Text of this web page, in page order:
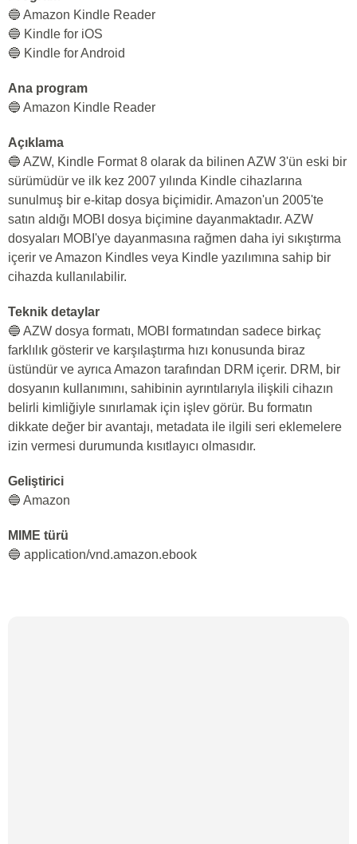
🔵 Amazon Kindle Reader
🔵 Kindle for iOS
🔵 Kindle for Android
Ana program
🔵 Amazon Kindle Reader
Açıklama
🔵 AZW, Kindle Format 8 olarak da bilinen AZW 3'ün eski bir
sürümüdür ve ilk kez 2007 yılında Kindle cihazlarına
sunulmuş bir e-kitap dosya biçimidir. Amazon'un 2005'te
satın aldığı MOBI dosya biçimine dayanmaktadır. AZW
dosyaları MOBI'ye dayanmasına rağmen daha iyi sıkıştırma
içerir ve Amazon Kindles veya Kindle yazılımına sahip bir
cihazda kullanılabilir.
Teknik detaylar
🔵 AZW dosya formatı, MOBI formatından sadece birkaç
farklılık gösterir ve karşılaştırma hızı konusunda biraz
üstündür ve ayrıca Amazon tarafından DRM içerir. DRM, bir
dosyanın kullanımını, sahibinin ayrıntılarıyla ilişkili cihazın
belirli kimliğiyle sınırlamak için işlev görür. Bu formatın
dikkate değer bir avantajı, metadata ile ilgili seri eklemelere
izin vermesi durumunda kısıtlayıcı olmasıdır.
Geliştirici
🔵 Amazon
MIME türü
🔵 application/vnd.amazon.ebook